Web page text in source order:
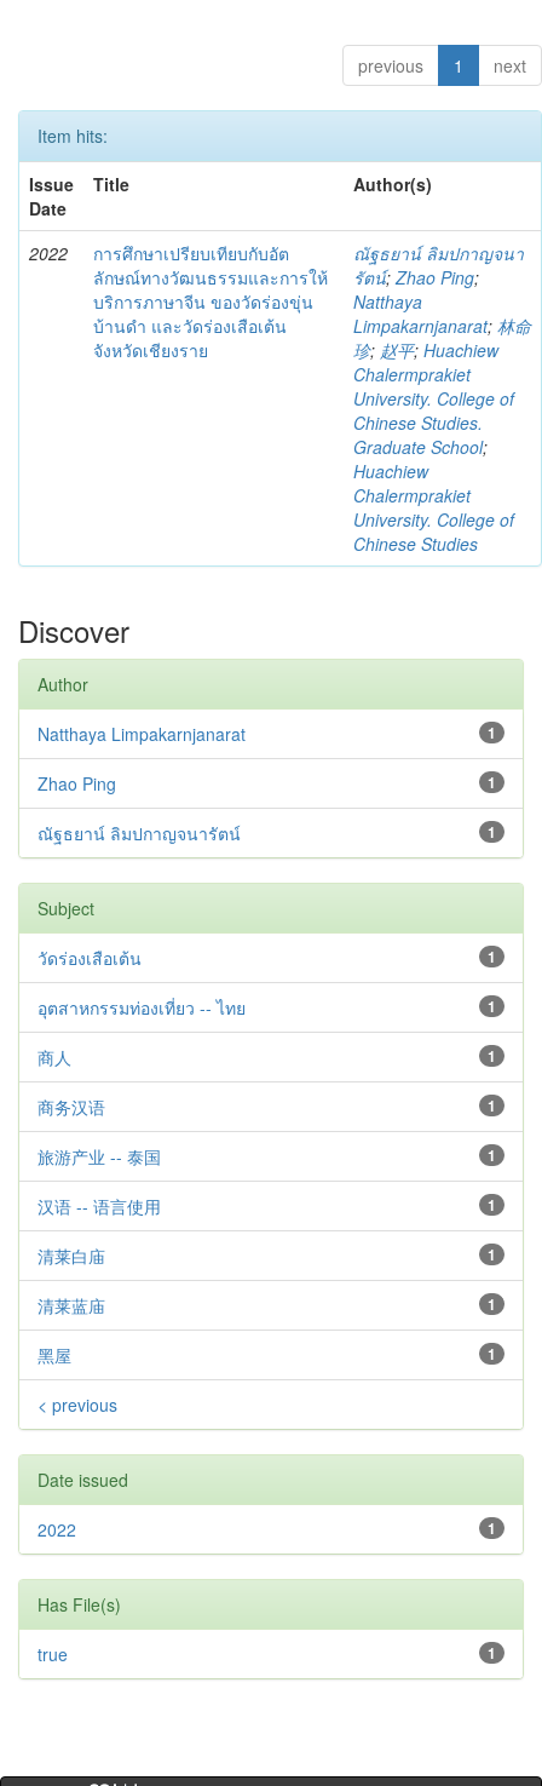
previous 1 next
Item hits:
Issue
Date
Title Author(s)
2022
การศึกษาเปรียบเทียบกับอัต
ลักษณ์ทางวัฒนธรรมและการให้
บริการภาษาจีน ของวัดร่องขุ่น
บ้านดำ และวัดร่องเสือเต้น
จังหวัดเชียงราย
ณัฐธยาน์ ลิมปกาญจนา
รัตน์;Zhao Ping;
Natthaya
Limpakarnjanarat; 林命
珍; 赵平; Huachiew
Chalermprakiet
University. College of
Chinese Studies.
Graduate School;
Huachiew
Chalermprakiet
University. College of
Chinese Studies
Discover
Author
1
Natthaya Limpakarnjanarat
1
Zhao Ping
1
ณัฐธยาน์ ลิมปกาญจนารัตน์
Subject
1
วัดร่องเสือเต้น
1
อุตสาหกรรมท่องเที่ยว -- ไทย
1
商人
1
商务汉语
1
旅游产业 -- 泰国
1
汉语 -- 语言使用
1
清莱白庙
1
清莱蓝庙
1
黑屋
< previous
Date issued
1
2022
Has File(s)
1
true